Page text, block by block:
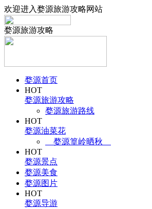
欢迎进入婺源旅游攻略网站
婺源旅游攻略
婺源首页
HOT
婺源旅游攻略
婺源旅游路线
HOT
婺源油菜花
婺源篁岭晒秋
HOT
婺源景点
婺源美食
婺源图片
HOT
婺源导游